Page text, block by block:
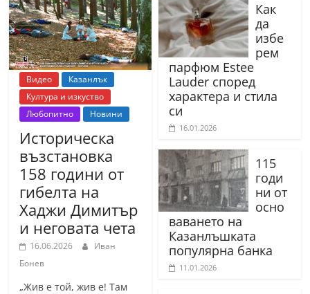
Видео
Казанлък
Култура и изкуство
Любопитно
Новини
Историческа
възстановка
158 години от
гибелта на
Хаджи Димитър
и неговата чета
16.06.2026
Иван
Бонев
„Жив е той, жив е! Там
Как
да
избе
рем
парфюм Estee
Lauder според
характера и стила
си
16.01.2026
115
годи
ни от
осно
ваването на
Казанлъшката
популярна банка
11.01.2026